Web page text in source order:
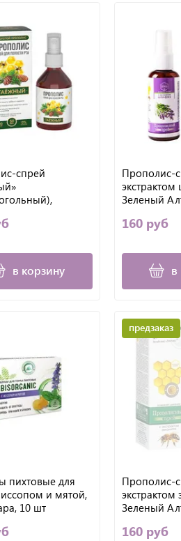
спрей
в корзину
Прополис-
Зеленый
160 руб
в
пихтовые для
иссопом и мятой,
10 шт
предзаказ
Прополис-
экстрактом
Зеленый
160 руб